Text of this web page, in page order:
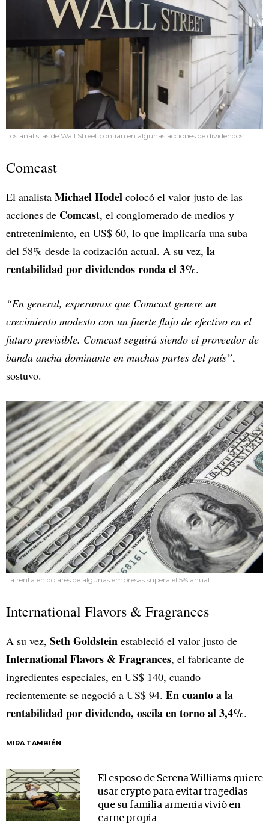
Los analistas de Wall Street confían en algunas acciones de dividendos.
Comcast
El analista Michael Hodel colocó el valor justo de las
acciones de Comcast, el conglomerado de medios y
entretenimiento, en US$ 60, lo que implicaría una suba
del 58% desde la cotización actual. A su vez, la
rentabilidad por dividendos ronda el 3%.
“En general, esperamos que Comcast genere un
crecimiento modesto con un fuerte flujo de efectivo en el
futuro previsible. Comcast seguirá siendo el proveedor de
banda ancha dominante en muchas partes del país”,
sostuvo.
La renta en dólares de algunas empresas supera el 5% anual.
International Flavors & Fragrances
A su vez, Seth Goldstein estableció el valor justo de
International Flavors & Fragrances, el fabricante de
ingredientes especiales, en US$ 140, cuando
recientemente se negoció a US$ 94. En cuanto a la
rentabilidad por dividendo, oscila en torno al 3,4%.
MIRA TAMBIÉN
El esposo de Serena Williams quiere
usar crypto para evitar tragedias
que su familia armenia vivió en
carne propia